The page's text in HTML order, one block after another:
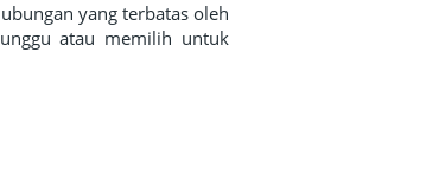
yang terbatas oleh
atau memilih untuk